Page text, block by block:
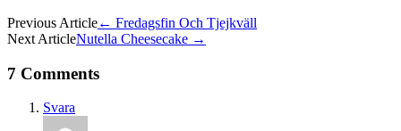
Previous Article← Fredagsfin Och Tjejkväll
Next ArticleNutella Cheesecake →
7 Comments
Svara